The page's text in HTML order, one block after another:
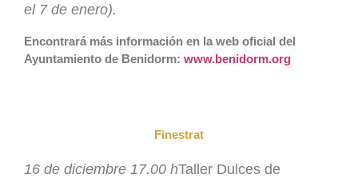
el 7 de enero).
Encontrará más información en la web oficial del
Ayuntamiento de Benidorm: www.benidorm.org
Finestrat
16 de diciembre 17.00 hTaller Dulces de